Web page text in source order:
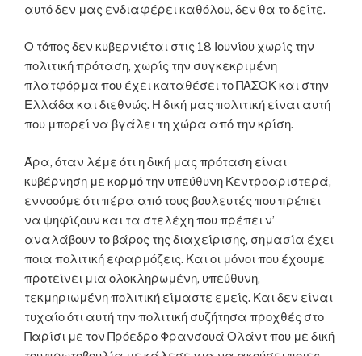
αυτό δεν μας ενδιαφέρει καθόλου, δεν θα το δείτε.
Ο τόπος δεν κυβερνιέται στις 18 Ιουνίου χωρίς την
πολιτική πρόταση, χωρίς την συγκεκριμένη
πλατφόρμα που έχει καταθέσει το ΠΑΣΟΚ και στην
Ελλάδα και διεθνώς. Η δική μας πολιτική είναι αυτή
που μπορεί να βγάλει τη χώρα από την κρίση.
Άρα, όταν λέμε ότι η δική μας πρόταση είναι
κυβέρνηση με κορμό την υπεύθυνη Κεντροαριστερά,
εννοούμε ότι πέρα από τους βουλευτές που πρέπει
να ψηφίζουν και τα στελέχη που πρέπει ν’
αναλάβουν το βάρος της διαχείρισης, σημασία έχει
ποια πολιτική εφαρμόζεις. Και οι μόνοι που έχουμε
προτείνει μια ολοκληρωμένη, υπεύθυνη,
τεκμηριωμένη πολιτική είμαστε εμείς. Και δεν είναι
τυχαίο ότι αυτή την πολιτική συζήτησα προχθές στο
Παρίσι με τον Πρόεδρο Φρανσουά Ολάντ που με δική